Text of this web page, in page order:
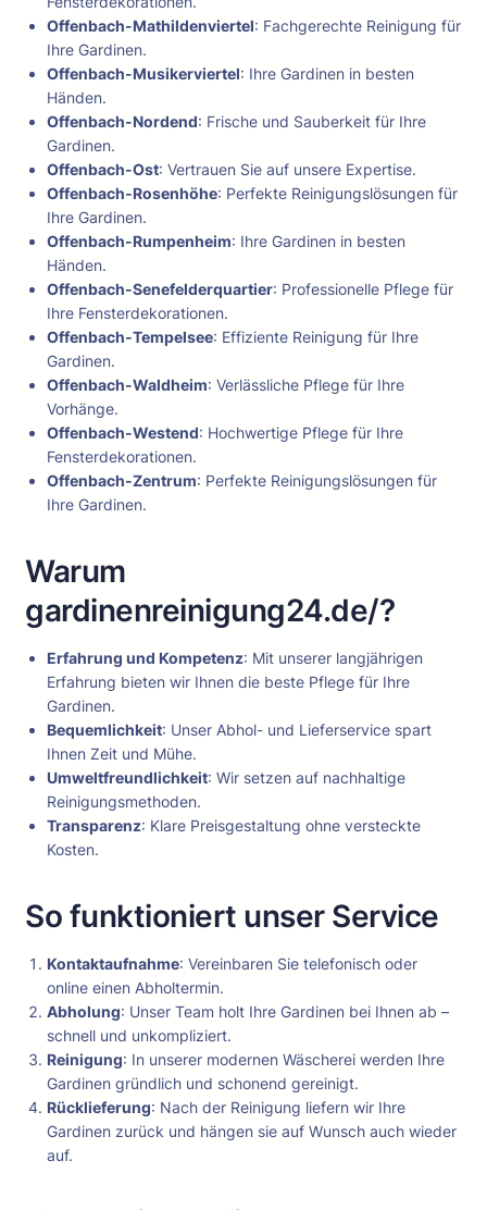
Offenbach-Mathildenviertel: Fachgerechte Reinigung für
Ihre Gardinen.
Offenbach-Musikerviertel: Ihre Gardinen in besten
Händen.
Offenbach-Nordend: Frische und Sauberkeit für Ihre
Gardinen.
Offenbach-Ost: Vertrauen Sie auf unsere Expertise.
Offenbach-Rosenhöhe: Perfekte Reinigungslösungen für
Ihre Gardinen.
Offenbach-Rumpenheim: Ihre Gardinen in besten
Händen.
Offenbach-Senefelderquartier: Professionelle Pflege für
Ihre Fensterdekorationen.
Offenbach-Tempelsee: Effiziente Reinigung für Ihre
Gardinen.
Offenbach-Waldheim: Verlässliche Pflege für Ihre
Vorhänge.
Offenbach-Westend: Hochwertige Pflege für Ihre
Fensterdekorationen.
Offenbach-Zentrum: Perfekte Reinigungslösungen für
Ihre Gardinen.
Warum
gardinenreinigung24.de/?
Erfahrung und Kompetenz: Mit unserer langjährigen
Erfahrung bieten wir Ihnen die beste Pflege für Ihre
Gardinen.
Bequemlichkeit: Unser Abhol- und Lieferservice spart
Ihnen Zeit und Mühe.
Umweltfreundlichkeit: Wir setzen auf nachhaltige
Reinigungsmethoden.
Transparenz: Klare Preisgestaltung ohne versteckte
Kosten.
So funktioniert unser Service
Kontaktaufnahme: Vereinbaren Sie telefonisch oder
online einen Abholtermin.
Abholung: Unser Team holt Ihre Gardinen bei Ihnen ab –
schnell und unkompliziert.
Reinigung: In unserer modernen Wäscherei werden Ihre
Gardinen gründlich und schonend gereinigt.
Rücklieferung: Nach der Reinigung liefern wir Ihre
Gardinen zurück und hängen sie auf Wunsch auch wieder
auf.